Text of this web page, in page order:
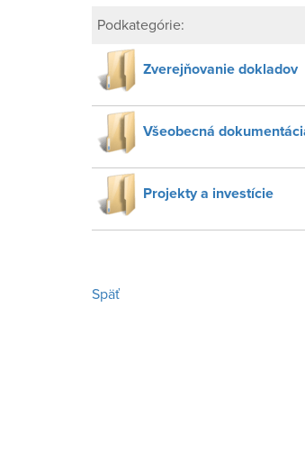
Podkategórie:
Zverejňovanie dokladov
Všeobecná
Projekty a investície
Späť